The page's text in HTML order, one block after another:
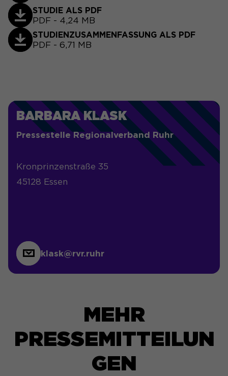
STUDIE ALS PDF
PDF - 4,24 MB
STUDIENZUSAMMENFASSUNG ALS PDF
PDF - 6,71 MB
BARBARA KLASK
Pressestelle Regionalverband Ruhr
Kronprinzenstraße 35
45128 Essen
klask@rvr.ruhr
MEHR
PRESSEMITTEILUN
GEN